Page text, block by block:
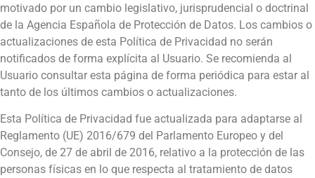
motivado por un cambio legislativo, jurisprudencial o doctrinal
de la Agencia Española de Protección de Datos. Los cambios o
actualizaciones de esta Política de Privacidad no serán
notificados de forma explícita al Usuario. Se recomienda al
Usuario consultar esta página de forma periódica para estar al
tanto de los últimos cambios o actualizaciones.
Esta Política de Privacidad fue actualizada para adaptarse al
Reglamento (UE) 2016/679 del Parlamento Europeo y del
Consejo, de 27 de abril de 2016, relativo a la protección de las
personas físicas en lo que respecta al tratamiento de datos